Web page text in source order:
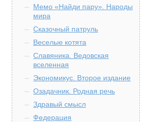
Мемо «Найди пару». Народы
мира
Сказочный патруль
Веселые котята
Славяника. Ведовская
вселенная
Экономикус. Второе издание
Озадачник. Родная речь
Здравый смысл
Федерация